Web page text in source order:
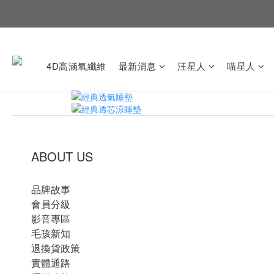
4D高涵氧纖維 最新消息 汪星人 喵星人
ABOUT US
品牌故事
會員分級
影音專區
毛孩新知
退換貨政策
實體通路